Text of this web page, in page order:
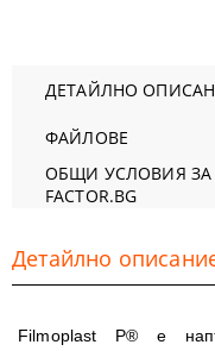
ДЕТАЙЛНО
ФАЙЛОВЕ
ОБЩИ УСЛОВИЯ ЗА
FACTOR.BG
Детайлно
Filmoplast P® е